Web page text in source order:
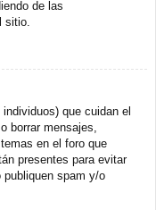
de las
sitio.
que cuidan el
borrar mensajes,
en el foro que
presentes para evitar
spam y/o